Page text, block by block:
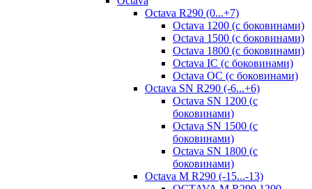
Octava R290 (0...+7)
Octava 1200 (с боковинами)
Octava 1500 (с боковинами)
Octava 1800 (с боковинами)
Octava IC (с боковинами)
Octava OC (с боковинами)
Octava SN R290 (-6...+6)
Octava SN 1200 (с
боковинами)
Octava SN 1500 (с
боковинами)
Octava SN 1800 (с
боковинами)
Octava M R290 (-15...-13)